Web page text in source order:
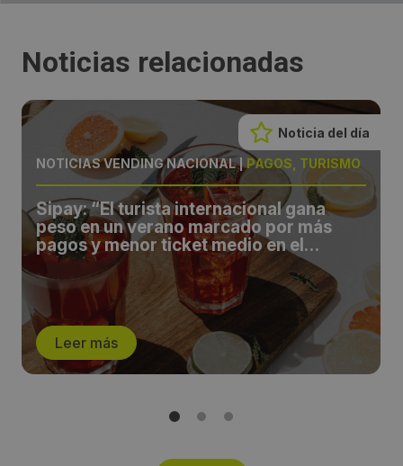
Noticias relacionadas
NOTICIAS VENDING NACIONAL|PAGOS, TURISMO
Sipay: “El turista internacional gana
peso en un verano marcado por más
pagos y menor ticket medio en el
comercio español”
Leer más
Noticia del día